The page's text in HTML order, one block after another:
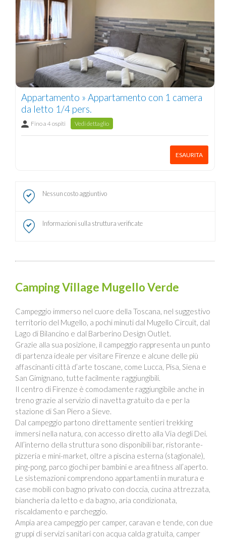
Appartamento » Appartamento con 1 camera
da letto 1/4 pers.
Fino a 4 ospiti Vedi dettaglio
ESAURITA
Nessun costo aggiuntivo
Informazioni sulla struttura verificate
Camping Village Mugello Verde
Campeggio immerso nel cuore della Toscana, nel suggestivo
territorio del Mugello, a pochi minuti dal Mugello Circuit, dal
Lago di Bilancino e dal Barberino Design Outlet.
Grazie alla sua posizione, il campeggio rappresenta un punto
di partenza ideale per visitare Firenze e alcune delle più
affascinanti città d’arte toscane, come Lucca, Pisa, Siena e
San Gimignano, tutte facilmente raggiungibili.
Il centro di Firenze è comodamente raggiungibile anche in
treno grazie al servizio di navetta gratuito da e per la
stazione di San Piero a Sieve.
Dal campeggio partono direttamente sentieri trekking
immersi nella natura, con accesso diretto alla Via degli Dei.
All’interno della struttura sono disponibili bar, ristorante-
pizzeria e mini-market, oltre a piscina esterna (stagionale),
ping-pong, parco giochi per bambini e area fitness all’aperto.
Le sistemazioni comprendono appartamenti in muratura e
case mobili con bagno privato con doccia, cucina attrezzata,
biancheria da letto e da bagno, aria condizionata,
riscaldamento e parcheggio.
Ampia area campeggio per camper, caravan e tende, con due
gruppi di servizi sanitari con acqua calda gratuita, camper